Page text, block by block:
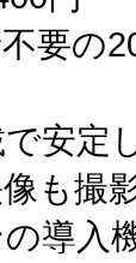
要の
安定
も撮
の導入